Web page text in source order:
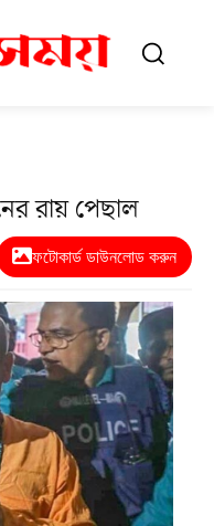
রায় পেছাল
ফটোকার্ড ডাউনলোড করুন